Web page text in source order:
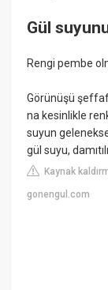
Gül
Rengi pembe
Görünüşü
na kesinlikle
suyun
gül suyu,
Kaynak
gonengul.com